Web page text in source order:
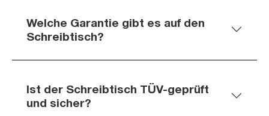
Welche Garantie gibt es auf den
Schreibtisch?
Ist der Schreibtisch TÜV-geprüft
und sicher?